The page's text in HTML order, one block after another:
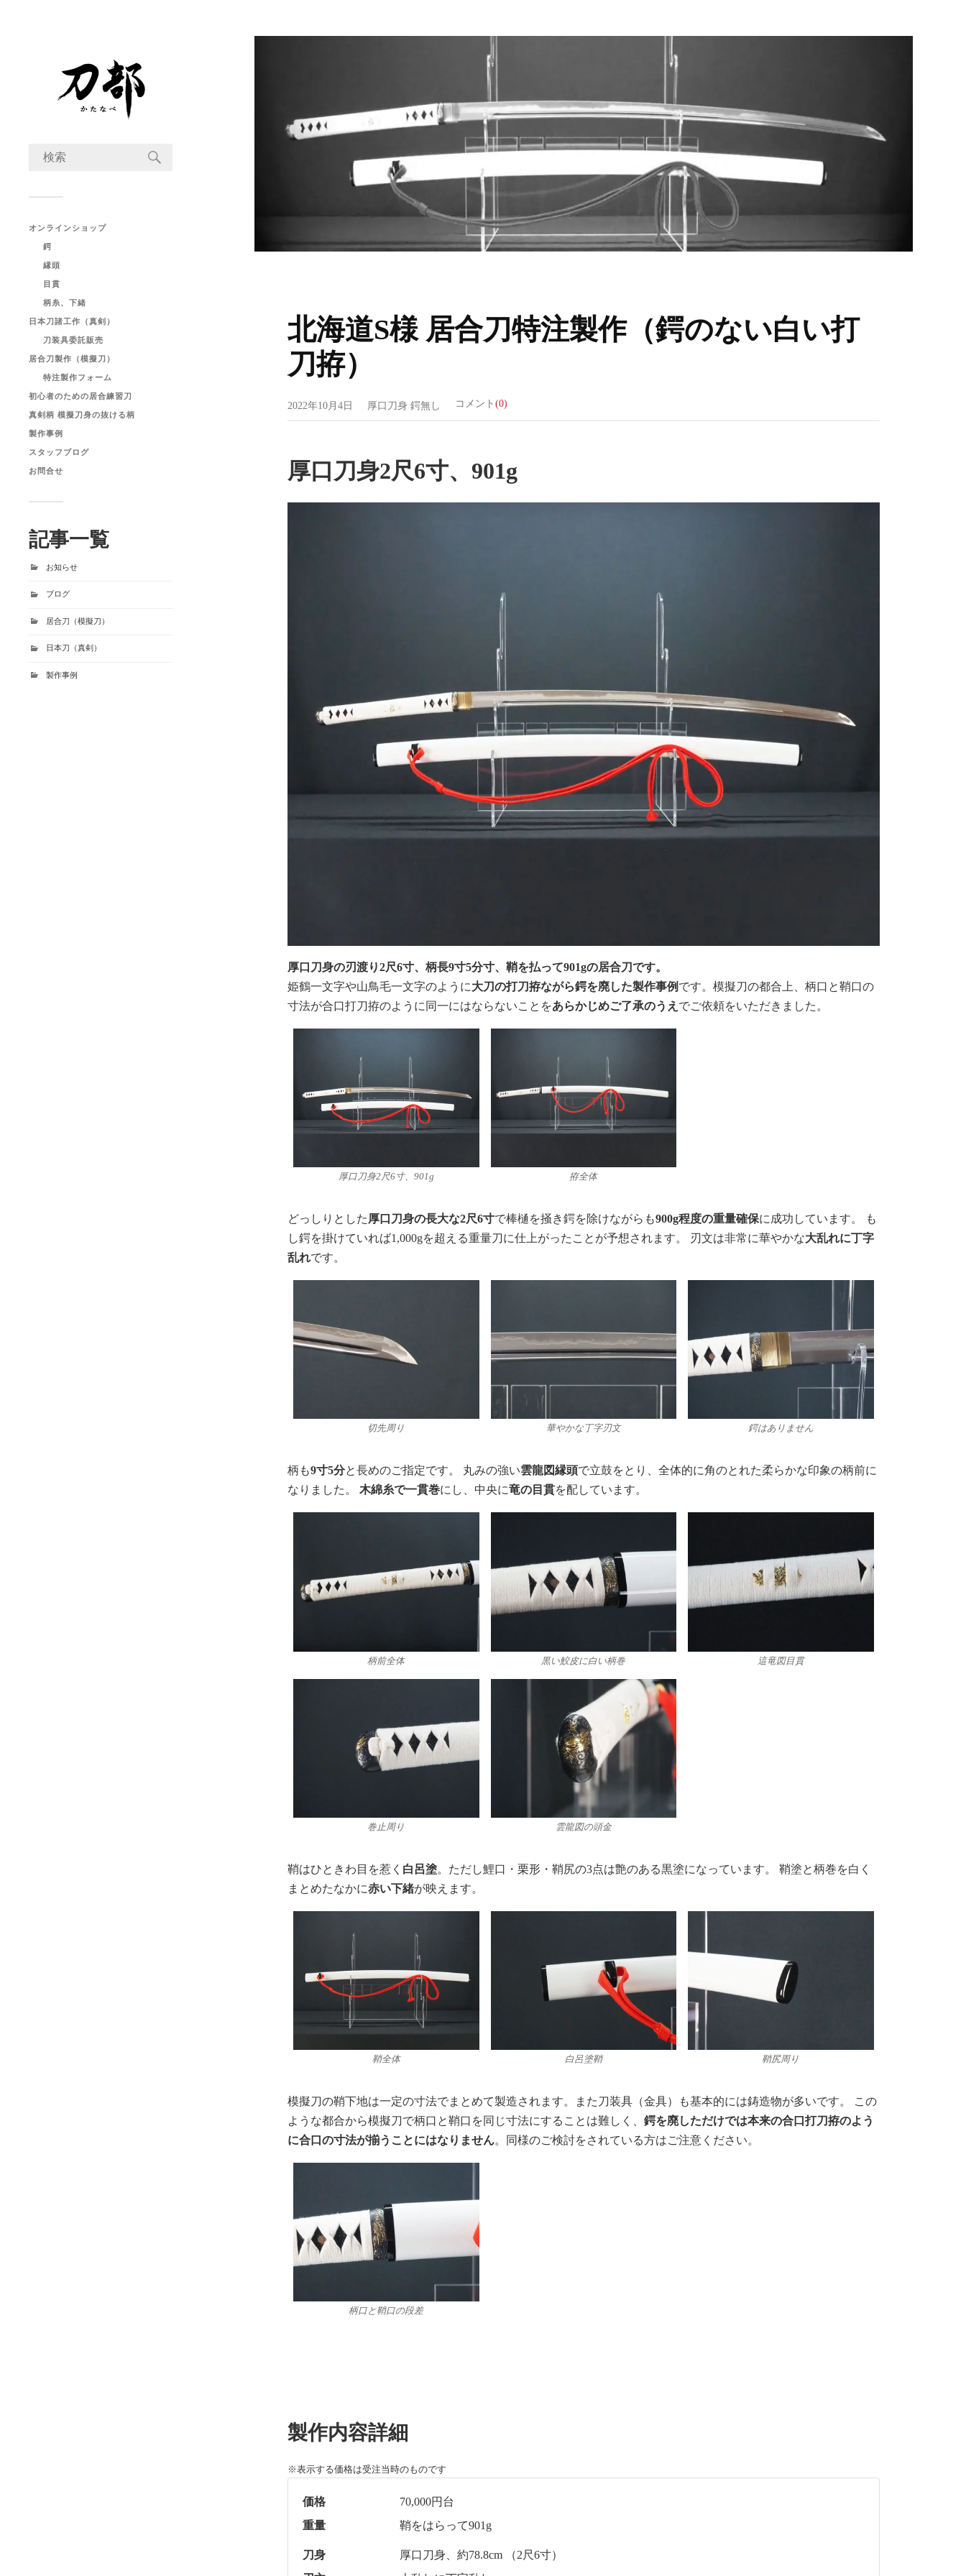
オンラインショップ
鍔
縁頭
目貫
柄糸、下緒
日本刀諸工作（真剣）
刀装具委託販売
居合刀製作（模擬刀）
特注製作フォーム
初心者のための居合練習刀
真剣柄 模擬刀身の抜ける柄
製作事例
スタッフブログ
お問合せ
記事一覧
お知らせ
ブログ
居合刀（模擬刀）
日本刀（真剣）
製作事例
北海道S様 居合刀特注製作（鍔のない白い打
刀拵）
2022年10月4日 厚口刀身 鍔無し コメント(0)
厚口刀身2尺6寸、901g
厚口刀身の刃渡り2尺6寸、柄長9寸5分寸、鞘を払って901gの居合刀です。
姫鶴一文字や山鳥毛一文字のように大刀の打刀拵ながら鍔を廃した製作事例 です。模擬刀の都合上、柄口と鞘口の
寸法が合口打刀拵のように同一にはならないことをあらかじめご了承のうえ でご依頼をいただきました。
厚口刀身2尺6寸、901g 拵全体
どっしりとした 厚口刀身の長大な2尺6寸で棒樋を掻き鍔を除けながらも900g程度の重量確保に成功しています。 も
し鍔を掛けていれば1,000gを超える重量刀に仕上がったことが予想されます。 刃文は非常に華やかな大乱れに丁字
乱れです。
切先周り 華やかな丁字刃文 鍔はありません
柄も9寸5分と長めのご指定です。 丸みの強い雲龍図縁頭で立鼓をとり、全体的に角のとれた柔らかな印象の柄前に
なりました。木綿糸で一貫巻にし、中央に竜の目貫を配しています。
柄前全体 黒い鮫皮に白い柄巻 這竜図目貫
巻止周り 雲龍図の頭金
鞘はひときわ目を惹く 白呂塗。ただし鯉口・栗形・鞘尻の3点は艶のある黒塗になっています。 鞘塗と柄巻を白く
まとめたなかに赤い下緒が映えます。
鞘全体 白呂塗鞘 鞘尻周り
模擬刀の鞘下地は一定の寸法でまとめて製造されます。また刀装具（金具）も基本的には鋳造物が多いです。 この
ような都合から模擬刀で柄口と鞘口を同じ寸法にすることは難しく、鍔を廃しただけでは本来の合口打刀拵のよう
に合口の寸法が揃うことにはなりません。同様のご検討をされている方はご注意ください。
柄口と鞘口の段差
製作内容詳細
※表示する価格は受注当時のものです
価格
70,000円台
重量
鞘をはらって901g
刀身
厚口刀身、約78.8cm （2尺6寸）